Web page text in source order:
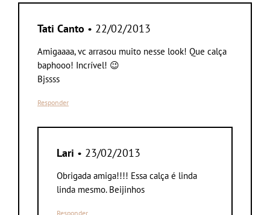
Tati Canto • 22/02/2013
Amigaaaa, vc arrasou muito nesse look! Que calça
baphooo! Incrível! 😉
Bjssss
Responder
Lari • 23/02/2013
Obrigada amiga!!!! Essa calça é linda
linda mesmo. Beijinhos
Responder